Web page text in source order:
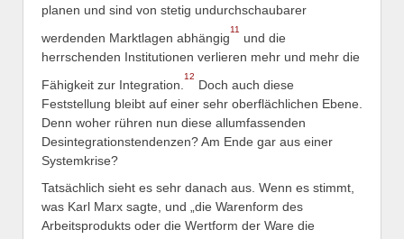
planen und sind von stetig undurchschaubarer
werdenden Marktlagen abhängig
11
und die
herrschenden Institutionen verlieren mehr und mehr die
Fähigkeit zur Integration.
12
Doch auch diese
Feststellung bleibt auf einer sehr oberflächlichen Ebene.
Denn woher rühren nun diese allumfassenden
Desintegrationstendenzen? Am Ende gar aus einer
Systemkrise?
Tatsächlich sieht es sehr danach aus. Wenn es stimmt,
was Karl Marx sagte, und „die Warenform des
Arbeitsprodukts oder die Wertform der Ware die